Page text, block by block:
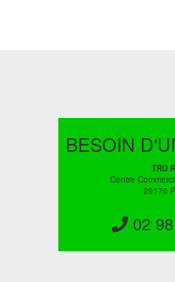
BESOIN
TRD
Centre
29170
02